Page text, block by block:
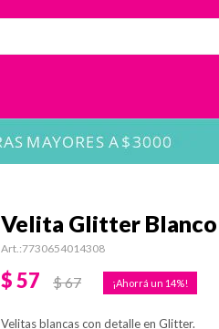
Velita Glitter
7730654014308
$57 $67 14
Velitas blancas con detalle en Glitter.